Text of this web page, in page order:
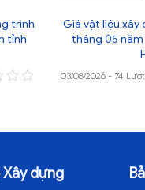
trình
tỉnh
Giá vật liệu
tháng 05
03/08/2026 - 74
dựng